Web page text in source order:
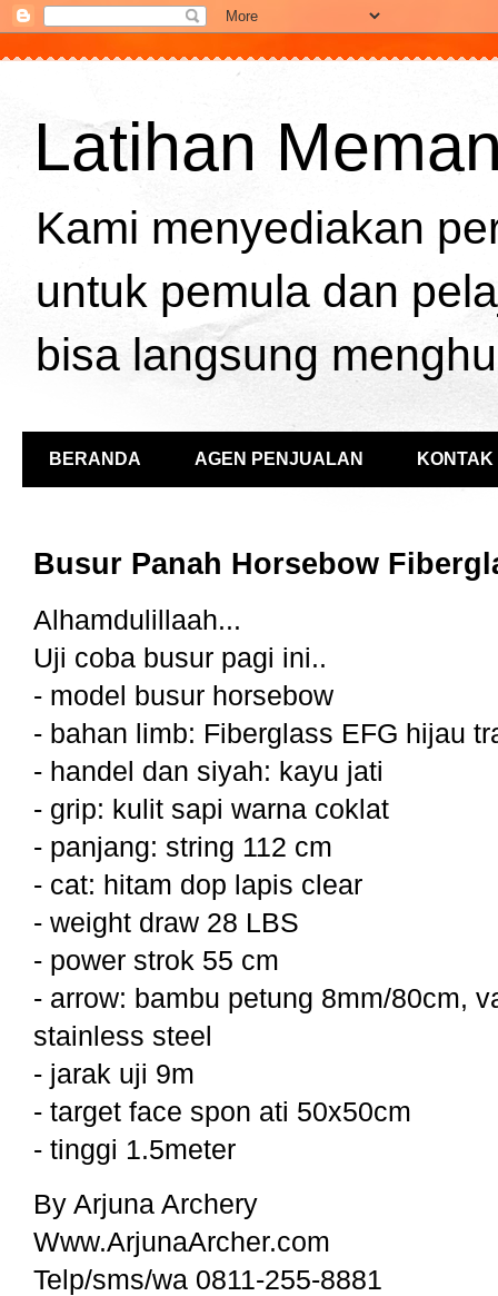
Latihan
Kami menyediakan
untuk pemula dan
bisa langsung
BERANDA AGEN PENJUALAN
Busur Panah Horsebow
Alhamdulillaah...
Uji coba busur pagi ini..
- model busur horsebow
- bahan limb: Fiberglass EFG hijau
- handel dan siyah: kayu jati
- grip: kulit sapi warna coklat
- panjang: string 112 cm
- cat: hitam dop lapis clear
- weight draw 28 LBS
- power strok 55 cm
- arrow: bambu petung 8mm/80cm,
stainless steel
- jarak uji 9m
- target face spon ati 50x50cm
- tinggi 1.5meter
By Arjuna Archery
Www.ArjunaArcher.com
Telp/sms/wa 0811-255-8881